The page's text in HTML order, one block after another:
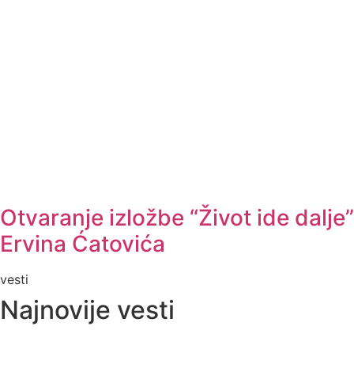
Otvaranje izložbe “Život ide dalje”
Ervina Ćatovića
vesti
Najnovije vesti